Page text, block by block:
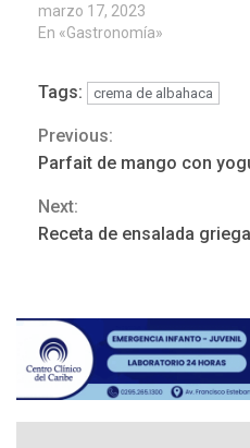
marzo 17, 2023
En «Gastronomía»
Tags: crema de albahaca
Continue
Reading
Previous:
Parfait de mango con
Next:
Receta de ensalada griega
3
4
La